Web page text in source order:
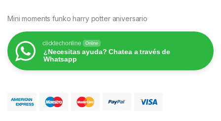
Mini moments funko harry potter aniversario
clicktechonline Online
¿Necesitas ayuda? Chatea a través de
Whatsapp